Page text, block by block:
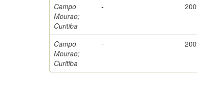
Campo
Mourao;
Curitiba
-
Campo
Mourao;
Curitiba
-